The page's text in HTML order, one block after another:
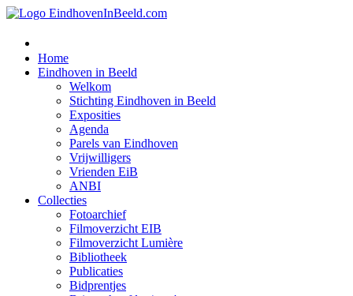
Home
Eindhoven in Beeld
Welkom
Stichting Eindhoven in Beeld
Exposities
Agenda
Parels van Eindhoven
Vrijwilligers
Vrienden EiB
ANBI
Collecties
Fotoarchief
Filmoverzicht EIB
Filmoverzicht Lumière
Bibliotheek
Publicaties
Bidprentjes